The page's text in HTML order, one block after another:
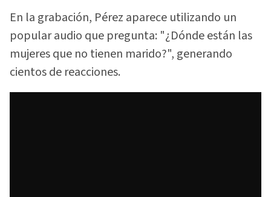
En la grabación, Pérez aparece utilizando un
popular audio que pregunta: "¿Dónde están las
mujeres que no tienen marido?", generando
cientos de reacciones.